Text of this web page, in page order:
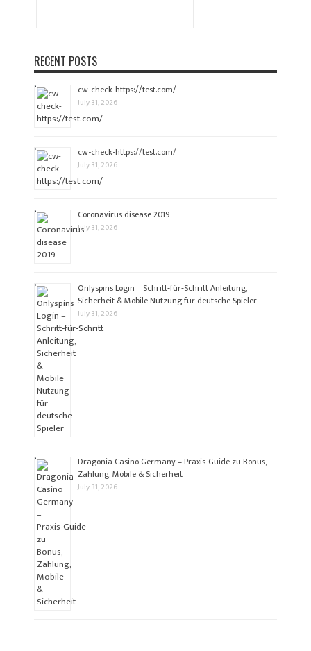
RECENT POSTS
cw-check-https://test.com/
July 31, 2026
cw-check-https://test.com/
July 31, 2026
Coronavirus disease 2019
July 31, 2026
Onlyspins Login – Schritt‑für‑Schritt Anleitung,
Sicherheit & Mobile Nutzung für deutsche Spieler
July 31, 2026
Dragonia Casino Germany – Praxis‑Guide zu Bonus,
Zahlung, Mobile & Sicherheit
July 31, 2026